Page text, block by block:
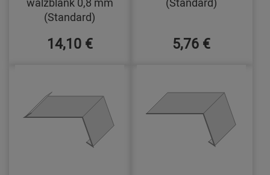
(Standard)
14,10 € 5,76 €